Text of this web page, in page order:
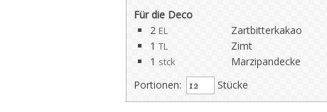
Für die Deco
2 EL
Zartbitterkakao
1 TL
Zimt
1 stck
Marzipandecke
Portionen:
Stücke